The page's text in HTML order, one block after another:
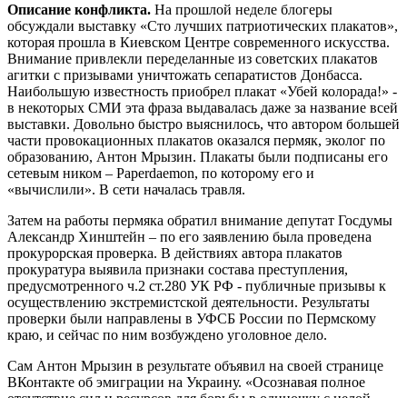
Описание конфликта. На прошлой неделе блогеры
обсуждали выставку «Сто лучших патриотических плакатов»,
которая прошла в Киевском Центре современного искусства.
Внимание привлекли переделанные из советских плакатов
агитки с призывами уничтожать сепаратистов Донбасса.
Наибольшую известность приобрел плакат «Убей колорада!» -
в некоторых СМИ эта фраза выдавалась даже за название всей
выставки. Довольно быстро выяснилось, что автором большей
части провокационных плакатов оказался пермяк, эколог по
образованию, Антон Мрызин. Плакаты были подписаны его
сетевым ником – Paperdaemon, по которому его и
«вычислили». В сети началась травля.
Затем на работы пермяка обратил внимание депутат Госдумы
Александр Хинштейн – по его заявлению была проведена
прокурорская проверка. В действиях автора плакатов
прокуратура выявила признаки состава преступления,
предусмотренного ч.2 ст.280 УК РФ - публичные призывы к
осуществлению экстремистской деятельности. Результаты
проверки были направлены в УФСБ России по Пермскому
краю, и сейчас по ним возбуждено уголовное дело.
Сам Антон Мрызин в результате объявил на своей странице
ВКонтакте об эмиграции на Украину. «Осознавая полное